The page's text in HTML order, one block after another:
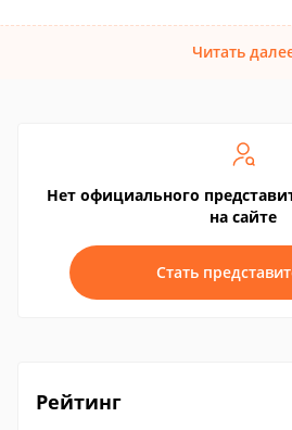
Читать
Нет официального
на сайте
Стать
Рейтинг